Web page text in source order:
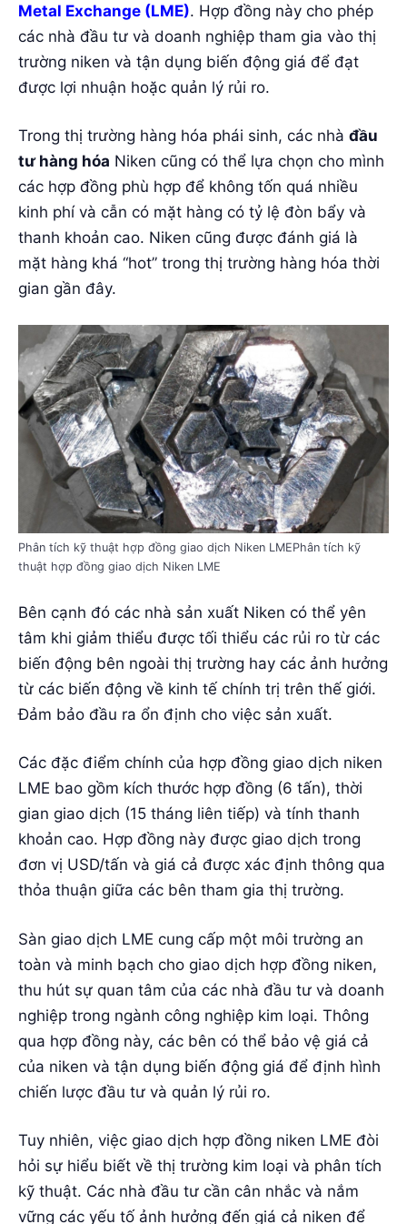
Metal Exchange (LME). Hợp đồng này cho phép
các nhà đầu tư và doanh nghiệp tham gia vào thị
trường niken và tận dụng biến động giá để đạt
được lợi nhuận hoặc quản lý rủi ro.
Trong thị trường hàng hóa phái sinh, các nhà đầu
tư hàng hóa Niken cũng có thể lựa chọn cho mình
các hợp đồng phù hợp để không tốn quá nhiều
kinh phí và cẫn có mặt hàng có tỷ lệ đòn bẩy và
thanh khoản cao. Niken cũng được đánh giá là
mặt hàng khá “hot” trong thị trường hàng hóa thời
gian gần đây.
Phân tích kỹ thuật hợp đồng giao dịch Niken LMEPhân tích kỹ
thuật hợp đồng giao dịch Niken LME
Bên cạnh đó các nhà sản xuất Niken có thể yên
tâm khi giảm thiểu được tối thiểu các rủi ro từ các
biến động bên ngoài thị trường hay các ảnh hưởng
từ các biến động về kinh tế chính trị trên thế giới.
Đảm bảo đầu ra ổn định cho việc sản xuất.
Các đặc điểm chính của hợp đồng giao dịch niken
LME bao gồm kích thước hợp đồng (6 tấn), thời
gian giao dịch (15 tháng liên tiếp) và tính thanh
khoản cao. Hợp đồng này được giao dịch trong
đơn vị USD/tấn và giá cả được xác định thông qua
thỏa thuận giữa các bên tham gia thị trường.
Sàn giao dịch LME cung cấp một môi trường an
toàn và minh bạch cho giao dịch hợp đồng niken,
thu hút sự quan tâm của các nhà đầu tư và doanh
nghiệp trong ngành công nghiệp kim loại. Thông
qua hợp đồng này, các bên có thể bảo vệ giá cả
của niken và tận dụng biến động giá để định hình
chiến lược đầu tư và quản lý rủi ro.
Tuy nhiên, việc giao dịch hợp đồng niken LME đòi
hỏi sự hiểu biết về thị trường kim loại và phân tích
kỹ thuật. Các nhà đầu tư cần cân nhắc và nắm
vững các yếu tố ảnh hưởng đến giá cả niken để